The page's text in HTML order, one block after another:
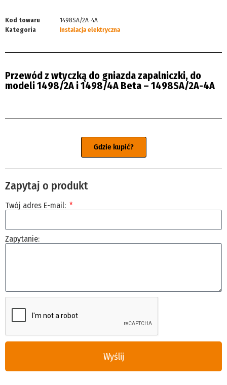
Kod towaru
1498SA/2A-4A
Kategoria
Instalacja elektryczna
Przewód z wtyczką do gniazda zapalniczki, do
modeli 1498/2A i 1498/4A Beta – 1498SA/2A-4A
Gdzie kupić?
Zapytaj o produkt
Twój adres E-mail:
Zapytanie:
Wyślij